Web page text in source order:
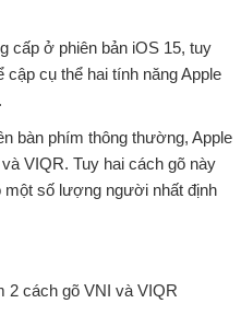
cấp ở phiên bản iOS 15, tuy
cập cụ thể hai tính năng Apple
bàn phím thông thường, Apple
VIQR. Tuy hai cách gõ này
một số lượng người nhất định
2 cách gõ VNI và VIQR